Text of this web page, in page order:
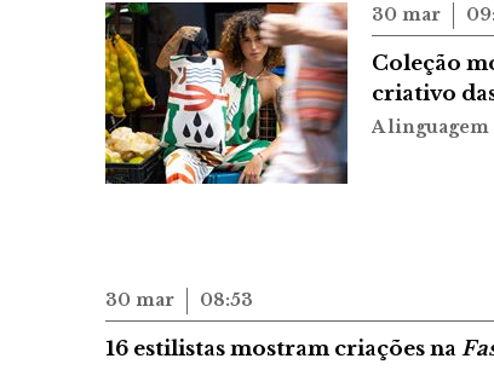
30 mar
Coleção
criativo
A linguagem
30 mar 08:53
16 estilistas mostram criações na